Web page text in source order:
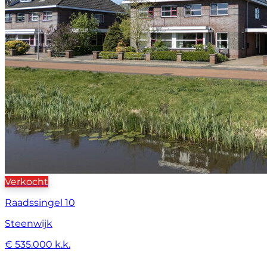
Verkocht
Raadssingel 10
Steenwijk
€ 535.000 k.k.